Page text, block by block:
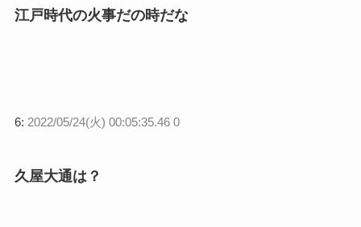
江戸時代の火事だの時だな
6: 2022/05/24(火) 00:05:35.46 0
久屋大通は？